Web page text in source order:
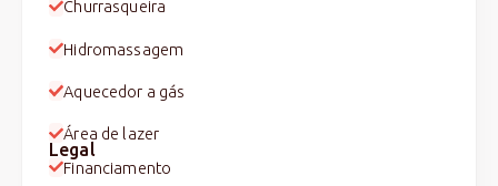
Churrasqueira
Hidromassagem
Aquecedor a gás
Área de lazer
Legal
Financiamento